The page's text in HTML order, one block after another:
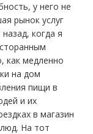
у него не
рынок услуг
когда я
как медленно
на дом
пищи в
и их
в магазин
На тот